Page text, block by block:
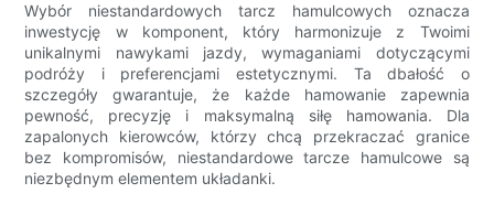
Wybór niestandardowych tarcz hamulcowych oznacza
inwestycję w komponent, który harmonizuje z Twoimi
unikalnymi nawykami jazdy, wymaganiami dotyczącymi
podróży i preferencjami estetycznymi. Ta dbałość o
szczegóły gwarantuje, że każde hamowanie zapewnia
pewność, precyzję i maksymalną siłę hamowania. Dla
zapalonych kierowców, którzy chcą przekraczać granice
bez kompromisów, niestandardowe tarcze hamulcowe są
niezbędnym elementem układanki.